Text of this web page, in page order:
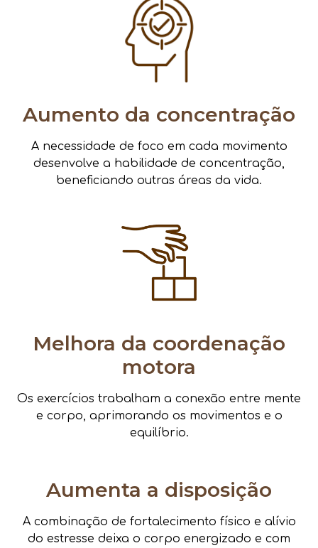
Aumento da concentração
A necessidade de foco em cada movimento
desenvolve a habilidade de concentração,
beneficiando outras áreas da vida.
Melhora da coordenação
motora
Os exercícios trabalham a conexão entre mente
e corpo, aprimorando os movimentos e o
equilíbrio.
Aumenta a disposição
A combinação de fortalecimento físico e alívio
do estresse deixa o corpo energizado e com